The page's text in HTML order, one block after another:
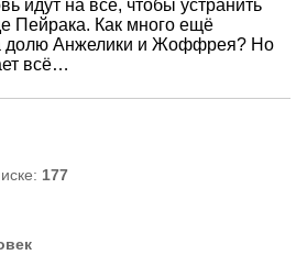
идут на все, чтобы устранить
Пейрака. Как много ещё
долю Анжелики и Жоффрея? Но
всё…
177